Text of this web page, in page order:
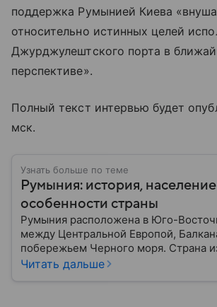
поддержка Румынией Киева
относительно истинных целей
Джурджулештского порта в
перспективе».
Полный текст интервью будет
мск.
Узнать больше по теме
Румыния: история,
особенности страны
Румыния расположена в Юго-
между Центральной Европой,
побережьем Черного моря. Страна
богатой историей, живописными
Читать дальше